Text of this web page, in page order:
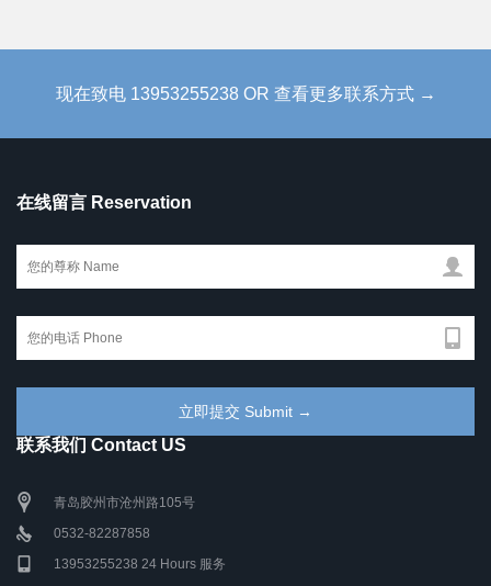
现在致电 13953255238 OR 查看更多联系方式 →
在线留言 Reservation
联系我们 Contact US
青岛胶州市沧州路105号
0532-82287858
13953255238 24 Hours 服务